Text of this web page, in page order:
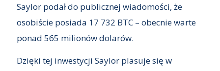
Saylor podał do publicznej wiadomości, że
osobiście posiada 17 732 BTC – obecnie warte
ponad 565 milionów dolarów.
Dzięki tej inwestycji Saylor plasuje się w